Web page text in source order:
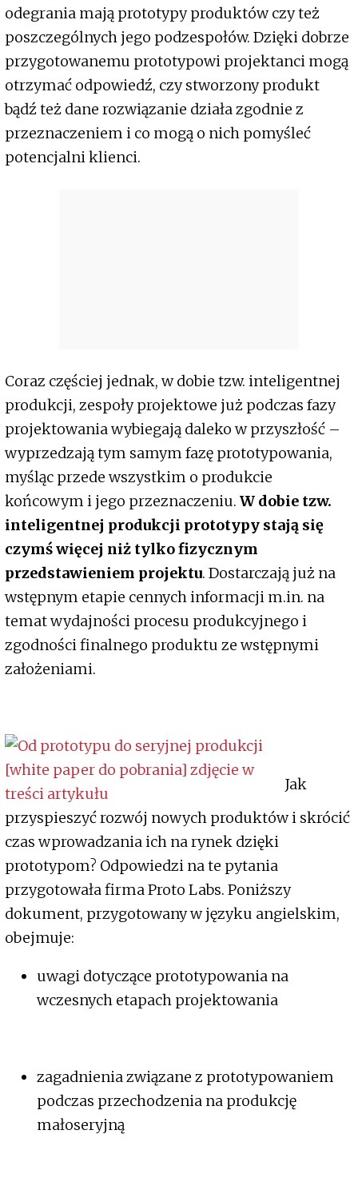
odegrania mają prototypy produktów czy też
poszczególnych jego podzespołów. Dzięki dobrze
przygotowanemu prototypowi projektanci mogą
otrzymać odpowiedź, czy stworzony produkt
bądź też dane rozwiązanie działa zgodnie z
przeznaczeniem i co mogą o nich pomyśleć
potencjalni klienci.
Coraz częściej jednak, w dobie tzw. inteligentnej
produkcji, zespoły projektowe już podczas fazy
projektowania wybiegają daleko w przyszłość –
wyprzedzają tym samym fazę prototypowania,
myśląc przede wszystkim o produkcie
końcowym i jego przeznaczeniu. W dobie tzw.
inteligentnej produkcji prototypy stają się
czymś więcej niż tylko fizycznym
przedstawieniem projektu. Dostarczają już na
wstępnym etapie cennych informacji m.in. na
temat wydajności procesu produkcyjnego i
zgodności finalnego produktu ze wstępnymi
założeniami.
Jak
przyspieszyć rozwój nowych produktów i skrócić
czas wprowadzania ich na rynek dzięki
prototypom? Odpowiedzi na te pytania
przygotowała firma Proto Labs. Poniższy
dokument, przygotowany w języku angielskim,
obejmuje:
uwagi dotyczące prototypowania na
wczesnych etapach projektowania
zagadnienia związane z prototypowaniem
podczas przechodzenia na produkcję
małoseryjną